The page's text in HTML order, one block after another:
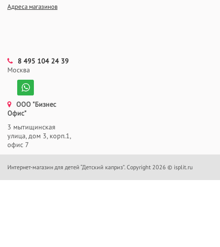
Адреса магазинов
8 495 104 24 39
Москва
ООО "Бизнес
Офис"
3 мытищинская
улица, дом 3, корп.1,
офис 7
Интернет-магазин для детей “Детский каприз”. Copyright 2026 © isplit.ru